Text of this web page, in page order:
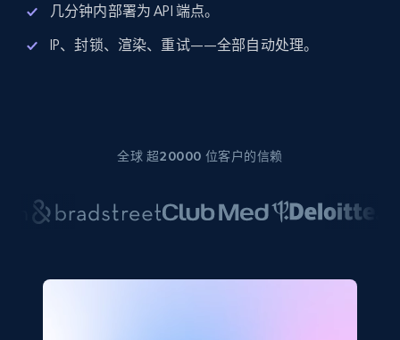
几分钟内部署为 API 端点。
IP、封锁、渲染、重试——全部自动处理。
全球 超20000 位客户的信赖